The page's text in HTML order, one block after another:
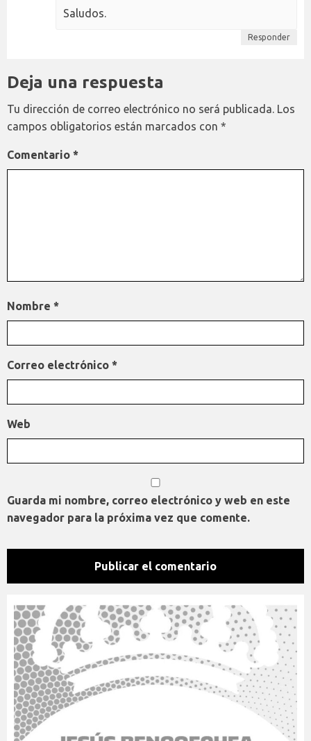
Saludos.
Responder
Deja una respuesta
Tu dirección de correo electrónico no será publicada. Los
campos obligatorios están marcados con *
Comentario *
Nombre *
Correo electrónico *
Web
Guarda mi nombre, correo electrónico y web en este
navegador para la próxima vez que comente.